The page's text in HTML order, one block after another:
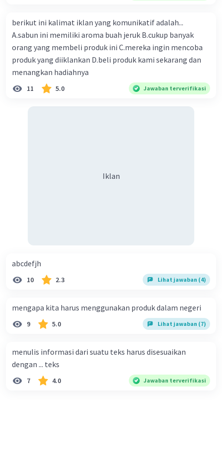
berikut ini kalimat iklan yang komunikatif adalah...
A.sabun ini memiliki aroma buah jeruk B.cukup banyak
orang yang membeli produk ini C.mereka ingin mencoba
produk yang diiklankan D.beli produk kami sekarang dan
menangkan hadiahnya
11 5.0 Jawaban terverifikasi
Iklan
abcdefjh
10 2.3 Lihat jawaban (4)
mengapa kita harus menggunakan produk dalam negeri
9 5.0 Lihat jawaban (7)
menulis informasi dari suatu teks harus disesuaikan
dengan ... teks
7 4.0 Jawaban terverifikasi